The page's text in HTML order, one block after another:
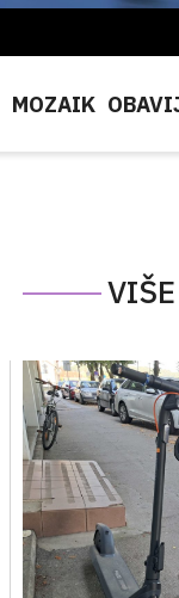
MOZAIK